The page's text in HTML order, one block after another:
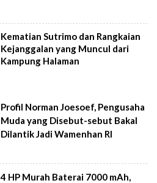
Kematian Sutrimo dan Rangkaian
Kejanggalan yang Muncul dari
Kampung Halaman
Profil Norman Joesoef, Pengusaha
Muda yang Disebut-sebut Bakal
Dilantik Jadi Wamenhan RI
4 HP Murah Baterai 7000 mAh,